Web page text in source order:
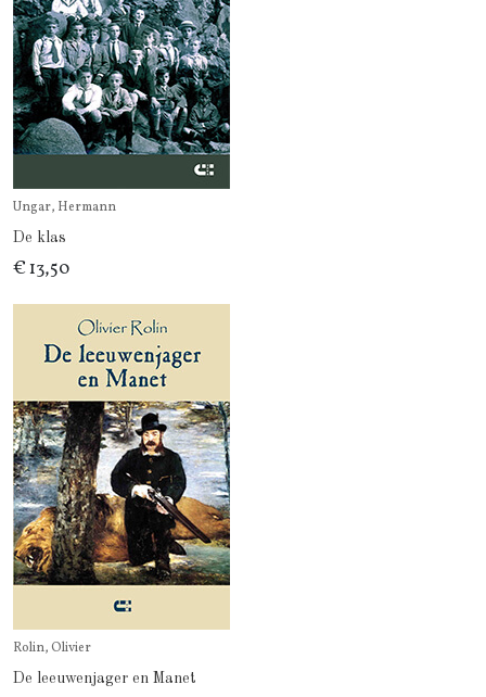
Ungar, Hermann
De klas
€ 13,50
Rolin, Olivier
De leeuwenjager en Manet